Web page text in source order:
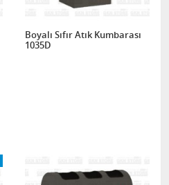
Boyalı Sıfır Atık Kumbarası
1035D